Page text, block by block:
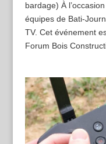
bardage) À
équipes de Bati-
TV. Cet événement
Forum Bois